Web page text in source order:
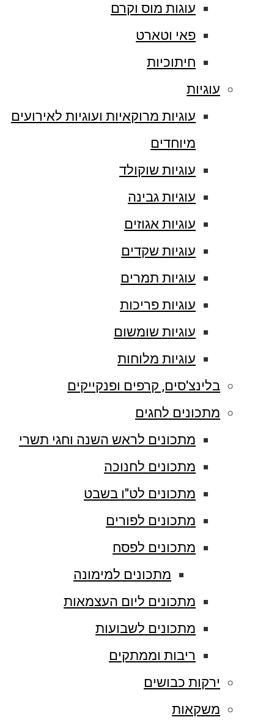
עוגות מוס וקרם
פאי וטארט
חיתוכיות
עוגיות
עוגיות מרוקאיות ועוגיות לאירועים
מיוחדים
עוגיות שוקולד
עוגיות גבינה
עוגיות אגוזים
עוגיות שקדים
עוגיות תמרים
עוגיות פריכות
עוגיות שומשום
עוגיות מלוחות
בלינצ'סים, קרפים ופנקייקים
מתכונים לחגים
מתכונים לראש השנה וחגי תשרי
מתכונים לחנוכה
מתכונים לט"ו בשבט
מתכונים לפורים
מתכונים לפסח
מתכונים למימונה
מתכונים ליום העצמאות
מתכונים לשבועות
ריבות וממתקים
ירקות כבושים
משקאות